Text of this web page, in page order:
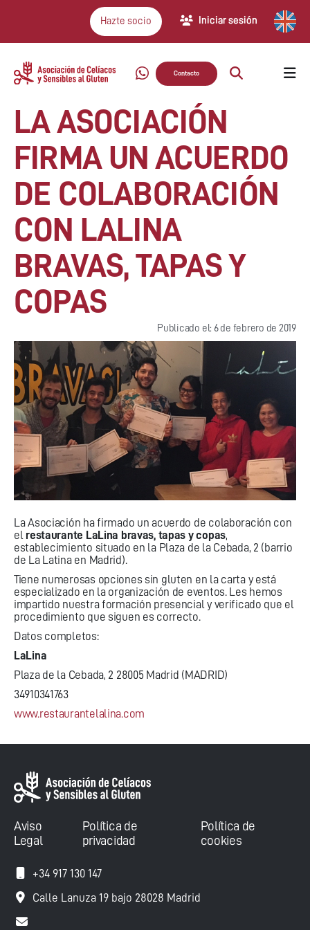
Hazte socio Iniciar sesión
Contacto
LA ASOCIACIÓN
FIRMA UN ACUERDO
DE COLABORACIÓN
CON LALINA
BRAVAS, TAPAS Y
COPAS
Publicado el: 6 de febrero de 2019
La Asociación ha firmado un acuerdo de colaboración con
el restaurante LaLina bravas, tapas y copas,
establecimiento situado en la Plaza de la Cebada, 2 (barrio
de La Latina en Madrid).
Tiene numerosas opciones sin gluten en la carta y está
especializado en la organización de eventos. Les hemos
impartido nuestra formación presencial y verificado que el
procedimiento que siguen es correcto.
Datos completos:
LaLina
Plaza de la Cebada, 2 28005 Madrid (MADRID)
34910341763
www.restaurantelalina.com
Aviso
Legal
Política de
privacidad
Política de
cookies
+34 917 130 147
Calle Lanuza 19 bajo 28028 Madrid